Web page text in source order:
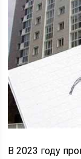
В 2023 году